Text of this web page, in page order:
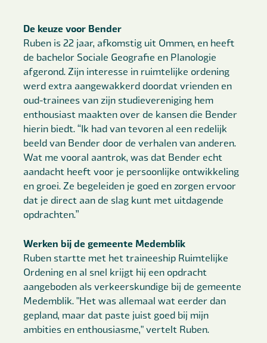
De keuze voor Bender
Ruben is 22 jaar, afkomstig uit Ommen, en heeft
de bachelor Sociale Geografie en Planologie
afgerond. Zijn interesse in ruimtelijke ordening
werd extra aangewakkerd doordat vrienden en
oud-trainees van zijn studievereniging hem
enthousiast maakten over de kansen die Bender
hierin biedt. “Ik had van tevoren al een redelijk
beeld van Bender door de verhalen van anderen.
Wat me vooral aantrok, was dat Bender echt
aandacht heeft voor je persoonlijke ontwikkeling
en groei. Ze begeleiden je goed en zorgen ervoor
dat je direct aan de slag kunt met uitdagende
opdrachten.”
Werken bij de gemeente Medemblik
Ruben startte met het traineeship Ruimtelijke
Ordening en al snel krijgt hij een opdracht
aangeboden als verkeerskundige bij de gemeente
Medemblik. "Het was allemaal wat eerder dan
gepland, maar dat paste juist goed bij mijn
ambities en enthousiasme," vertelt Ruben.